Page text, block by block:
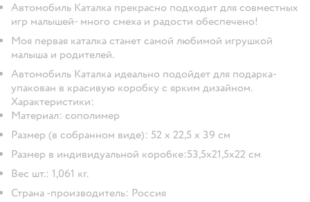
Автомобиль Каталка прекрасно подходит для совместных
игр малышей- много смеха и радости обеспечено!
Моя первая каталка станет самой любимой игрушкой
малыша и родителей.
Автомобиль Каталка идеально подойдет для подарка-
упакован в красивую коробку с ярким дизайном.
Характеристики:
Материал: сополимер
Размер (в собранном виде): 52 х 22,5 х 39 см
Размер в индивидуальной коробке:53,5х21,5х22 см
Вес шт.: 1,061 кг.
Страна -производитель: Россия